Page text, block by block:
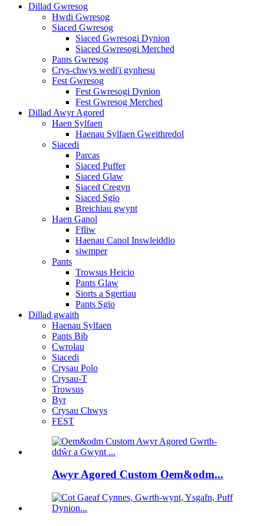
Dillad Gwresog
Hwdi Gwresog
Siaced Gwresog
Siaced Gwresogi Dynion
Siaced Gwresogi Merched
Pants Gwresog
Crys-chwys wedi'i gynhesu
Fest Gwresog
Fest Gwresogi Dynion
Fest Gwresog Merched
Dillad Awyr Agored
Haen Sylfaen
Haenau Sylfaen Gweithredol
Siacedi
Parcas
Siaced Puffer
Siaced Glaw
Siaced Cregyn
Siaced Sgïo
Breichiau gwynt
Haen Ganol
Ffliw
Haenau Canol Inswleiddio
siwmper
Pants
Trowsus Heicio
Pants Glaw
Siorts a Sgertiau
Pants Sgïo
Dillad gwaith
Haenau Sylfaen
Pants Bib
Cwrolau
Siacedi
Crysau Polo
Crysau-T
Trowsus
Byr
Crysau Chwys
FEST
Awyr Agored Custom Oem&odm...